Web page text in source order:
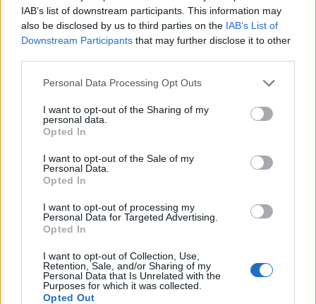
IAB’s list of downstream participants. This information may
also be disclosed by us to third parties on the IAB’s List of
Downstream Participants that may further disclose it to other
Personal Data Processing Opt Outs
I want to opt-out of the Sharing of my
personal data.
Opted In
I want to opt-out of the Sale of my
Personal Data.
Opted In
I want to opt-out of processing my
Personal Data for Targeted Advertising.
Opted In
I want to opt-out of Collection, Use,
Retention, Sale, and/or Sharing of my
Personal Data that Is Unrelated with the
Purposes for which it was collected.
Opted Out
Publicidad